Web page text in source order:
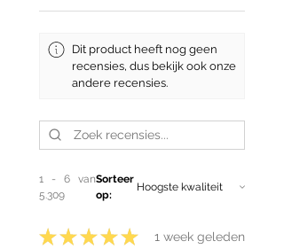
Dit product heeft nog geen
recensies, dus bekijk ook onze
andere recensies.
1 - 6 van
5.309
Sorteer
op:
★ ★ ★ ★ ★ 1 week geleden